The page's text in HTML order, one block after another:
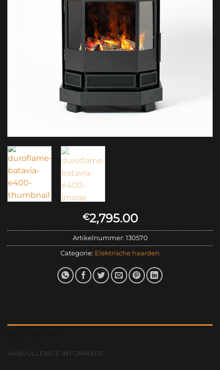
€2,795.00
Artikelnummer: 130570
Categorie: Elektrische haarden
AANVULLENDE INFORMATIE